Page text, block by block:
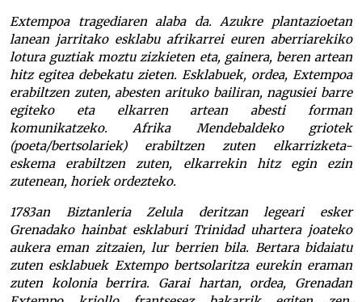
Extempoa tragediaren alaba da. Azukre plantazioetan
lanean jarritako esklabu afrikarrei euren aberriarekiko
lotura guztiak moztu zizkieten eta, gainera, beren artean
hitz egitea debekatu zieten. Esklabuek, ordea, Extempoa
erabiltzen zuten, abesten arituko bailiran, nagusiei barre
egiteko eta elkarren artean abesti forman
komunikatzeko. Afrika Mendebaldeko griotek
(poeta/bertsolariek) erabiltzen zuten elkarrizketa-
eskema erabiltzen zuten, elkarrekin hitz egin ezin
zutenean, horiek ordezteko.
1783an Biztanleria Zelula deritzan legeari esker
Grenadako hainbat esklaburi Trinidad uhartera joateko
aukera eman zitzaien, lur berrien bila. Bertara bidaiatu
zuten esklabuek Extempo bertsolaritza eurekin eraman
zuten kolonia berrira. Garai hartan, ordea, Grenadan